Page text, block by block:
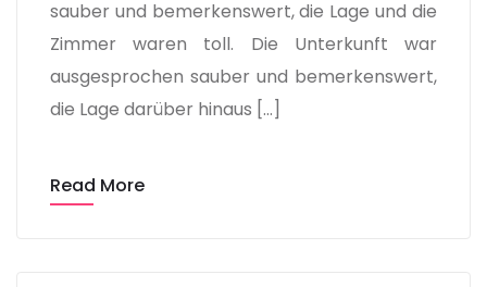
sauber und bemerkenswert, die Lage und die
Zimmer waren toll. Die Unterkunft war
ausgesprochen sauber und bemerkenswert,
die Lage darüber hinaus […]
Read More